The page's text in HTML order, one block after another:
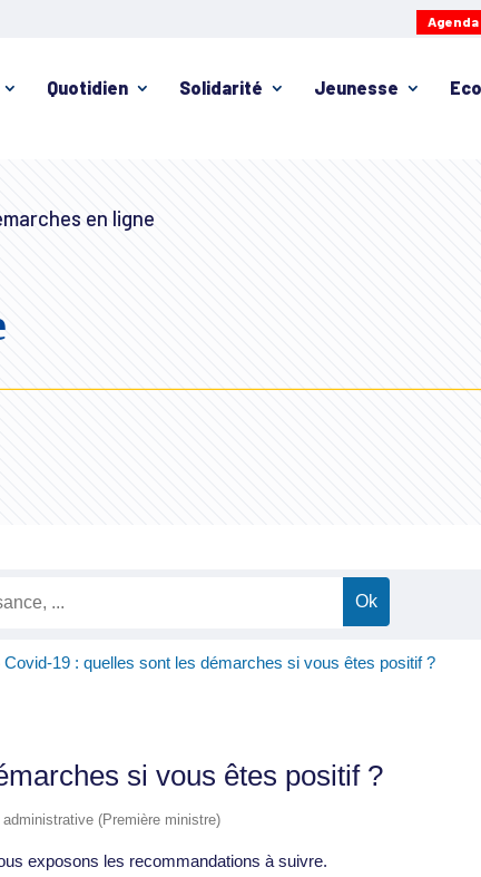
Agenda
Quotidien Solidarité Jeunesse
en ligne
Covid-19 : quelles sont les démarches si vous êtes positif ?
si vous êtes positif ?
(Première ministre)
exposons les recommandations à suivre.